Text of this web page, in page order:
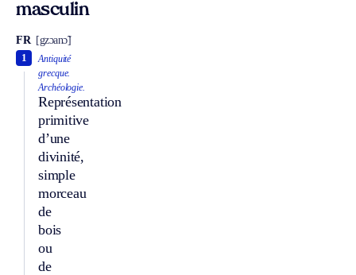
masculin
FR [gzɔanɔ̃]
Antiquité
grecque.
Archéologie.
Représentation
primitive
d’une
divinité,
simple
morceau
de
bois
ou
de
1